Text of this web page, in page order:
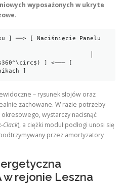
wyposażonych w ukryte
.
– rysunek słojów oraz
zachowane. W razie potrzeby
wystarczy nacisnąć
Clack), a ciężki moduł podłogi unosi się
przez amortyzatory
w rejonie Leszna